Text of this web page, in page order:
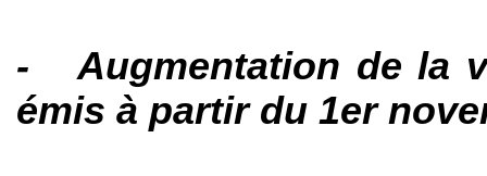
- Augmentation de la
émis à partir du 1er